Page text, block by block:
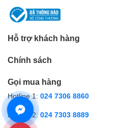
Hỗ trợ khách hàng
Chính sách
Gọi mua hàng
Hotline 1: 024 7306 8860
Hotline 2: 024 7303 8889